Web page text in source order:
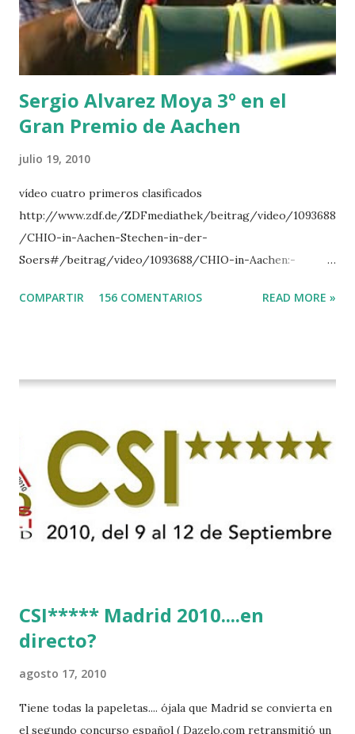
TOPINAMBOUR -LEPREVOST 7 WISCONSIN 111 -MOYA 8
INTERTOY Z - BRASH 9 HERALD –CORDON 10 SELDANA
DI CAMPALTO -SHARBATLY Vuelta Triunfal... el ganador
del Gran Premio en su vuelta de honor
Sergio Alvarez Moya 3º en el
Gran Premio de Aachen
julio 19, 2010
vídeo cuatro primeros clasificados
http://www.zdf.de/ZDFmediathek/beitrag/video/1093688
/CHIO-in-Aachen-Stechen-in-der-
Soers#/beitrag/video/1093688/CHIO-in-Aachen:-
COMPARTIR 156 COMENTARIOS READ MORE »
CSI***** Madrid 2010....en
directo?
agosto 17, 2010
Tiene todas la papeletas.... ójala que Madrid se convierta en
el segundo concurso español ( Dazelo.com retransmitió un